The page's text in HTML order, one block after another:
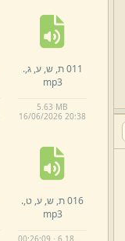
011 ת, ש, ע, ג,.
mp3
5.63 MB
16/06/2026 20:38
016 ת, ש, ע, ט,.
mp3